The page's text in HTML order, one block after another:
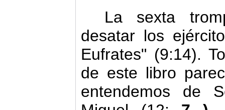
La sexta
desatar los
Eufrates" (9:14).
de este libro
entendemos de